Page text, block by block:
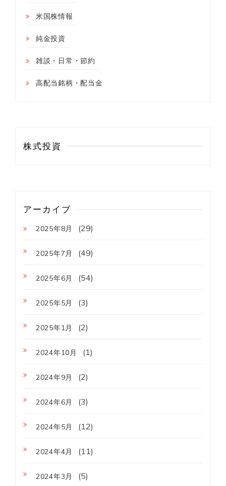
米国株情報
純金投資
雑談・日常・節約
高配当銘柄・配当金
株式投資
アーカイブ
2025年8月 (29)
2025年7月 (49)
2025年6月 (54)
2025年5月 (3)
2025年1月 (2)
2024年10月 (1)
2024年9月 (2)
2024年6月 (3)
2024年5月 (12)
2024年4月 (11)
2024年3月 (5)